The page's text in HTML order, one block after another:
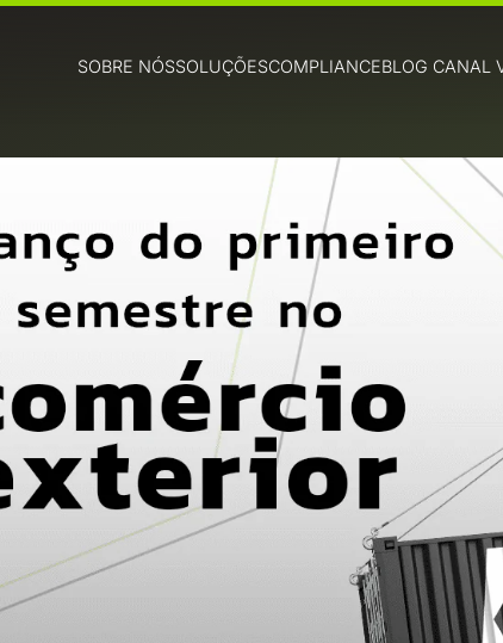
SOBRE NÓSSOLUÇÕESCOMPLIANCEBLOG CANAL